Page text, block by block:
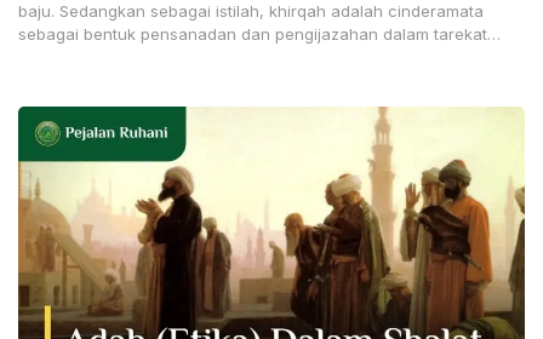
baju. Sedangkan sebagai istilah, khirqah adalah cinderamata
sebagai bentuk pensanadan dan pengijazahan dalam tarekat